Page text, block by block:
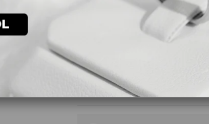
Kalp Doğum Taşı Kolye Hediyesi